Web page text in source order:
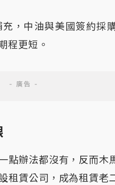
，中油與美國簽約採
程更短。
點辦法都沒有，反而木
租賃公司，成為租賃老